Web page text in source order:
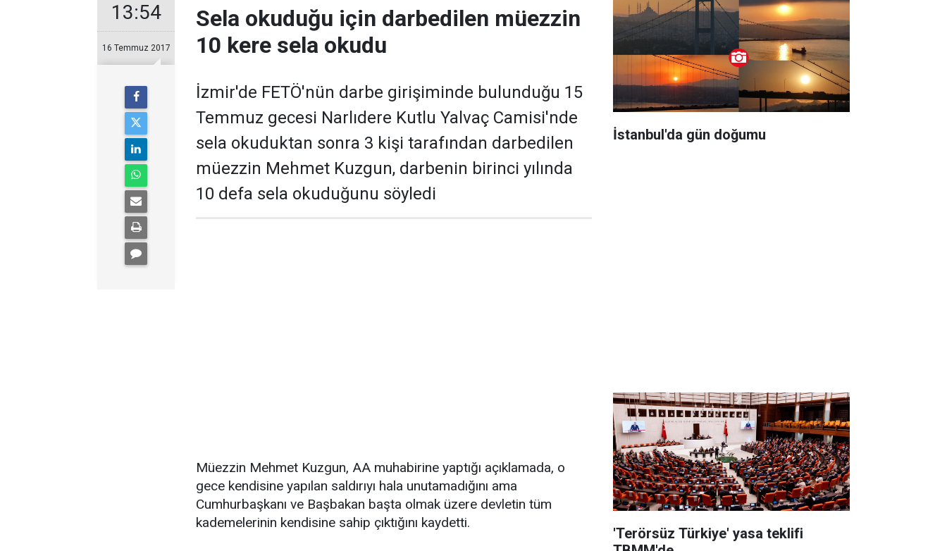
13:54
16 Temmuz 2017
Sela okuduğu için darbedilen müezzin
10 kere sela okudu
İzmir'de FETÖ'nün darbe girişiminde bulunduğu 15
Temmuz gecesi Narlıdere Kutlu Yalvaç Camisi'nde
sela okuduktan sonra 3 kişi tarafından darbedilen
müezzin Mehmet Kuzgun, darbenin birinci yılında
10 defa sela okuduğunu söyledi
Müezzin Mehmet Kuzgun, AA muhabirine yaptığı açıklamada, o
gece kendisine yapılan saldırıyı hala unutamadığını ama
Cumhurbaşkanı ve Başbakan başta olmak üzere devletin tüm
kademelerinin kendisine sahip çıktığını kaydetti.
İstanbul'da gün doğumu
'Terörsüz Türkiye' yasa teklifi